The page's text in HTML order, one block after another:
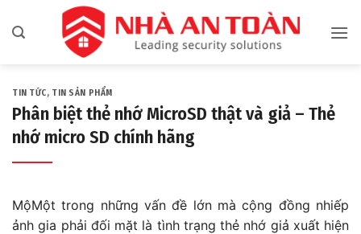
qua
TIN TỨC, TIN SẢN PHẨM
Phân biệt thẻ nhớ MicroSD thật và giả – Thẻ
nhớ micro SD chính hãng
MộMột trong những vấn đề lớn mà cộng đồng nhiếp
ảnh gia phải đối mặt là tình trạng thẻ nhớ giả xuất hiện